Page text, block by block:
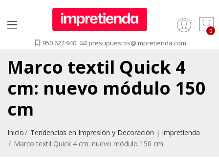
950 622 940 presupuestos@impretienda.com
Marco textil Quick 4
cm: nuevo módulo 150
cm
Inicio
Tendencias en Impresión y Decoración | Impretienda
Marco textil Quick 4 cm: nuevo módulo 150 cm